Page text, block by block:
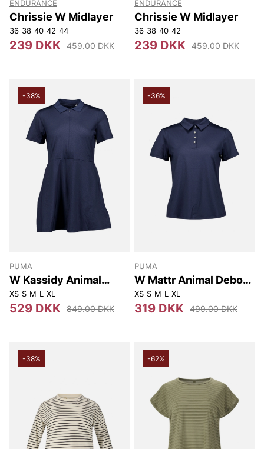
ENDURANCE
Chrissie W Midlayer
36 38 40 42 44
239 DKK 459.00 DKK
ENDURANCE
Chrissie W Midlayer
36 38 40 42
239 DKK 459.00 DKK
-38%
PUMA
W Kassidy Animal
Deboss Ss Dress
XS S M L XL
529 DKK 849.00 DKK
-36%
PUMA
W Mattr Animal Deboss
Ss Polo
XS S M L XL
319 DKK 499.00 DKK
-38% -62%